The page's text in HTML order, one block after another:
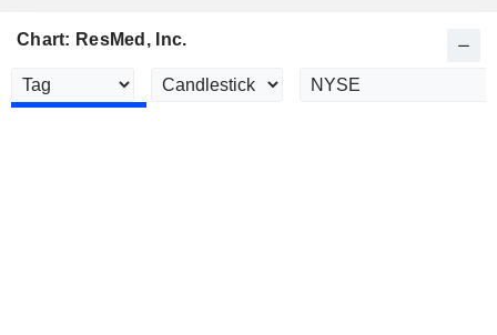
Chart: ResMed, Inc.